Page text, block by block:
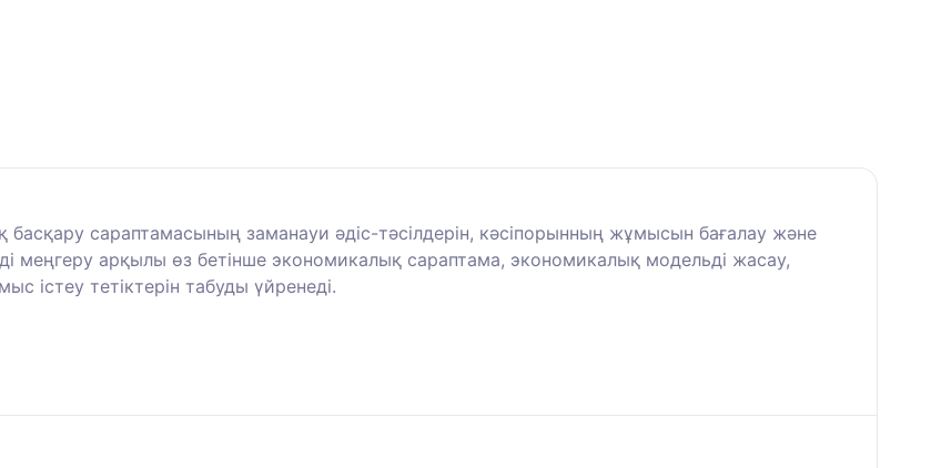
сараптамасының заманауи әдіс-тәсілдерін, кәсіпорынның жұмысын бағалау және
меңгеру арқылы өз бетінше экономикалық сараптама, экономикалық модельді жасау,
істеу тетіктерін табуды үйренеді.